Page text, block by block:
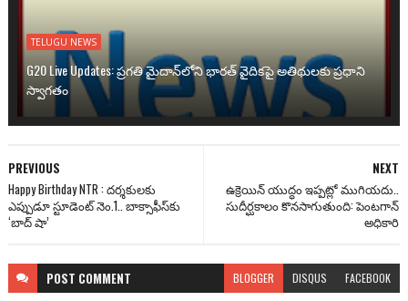
TELUGU NEWS
G20 Live Updates: ప్రగతి మైదాన్‌లోని భారత్ వైదికపై అతిథులకు ప్రధాని
స్వాగతం
NEXT
ఉక్రెయిన్ యుద్ధం ఇప్పట్లో ముగియదు..
సుదీర్ఘకాలం కొనసాగుతుంది: పెంటగాన్
అధికారి
PREVIOUS
Happy Birthday NTR : దర్శకులకు
ఎప్పుడూ స్టూడెంట్ నెం.1.. బాక్సాఫీస్‌కు
‘బాద్ షా’
POST COMMENT BLOGGER DISQUS FACEBOOK